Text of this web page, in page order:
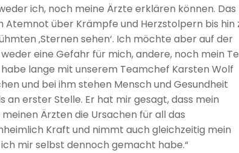
ich, noch meine Ärzte erklären können. Das
Atemnot über Krämpfe und Herzstolpern bis hin
‚Sternen sehen‘. Ich möchte aber auf der
eine Gefahr für mich, andere, noch mein
habe lange mit unserem Teamchef Karsten Wolf
und bei ihm stehen Mensch und Gesundheit
an erster Stelle. Er hat mir gesagt, dass mein
Ärzten die Ursachen für all das
Kraft und nimmt auch gleichzeitig mein
mir selbst dennoch gemacht habe.“